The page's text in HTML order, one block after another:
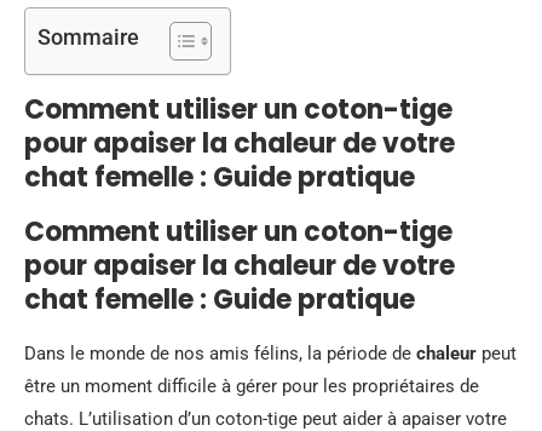
Sommaire
Comment utiliser un coton-tige
pour apaiser la chaleur de votre
chat femelle : Guide pratique
Comment utiliser un coton-tige
pour apaiser la chaleur de votre
chat femelle : Guide pratique
Dans le monde de nos amis félins, la période de chaleur peut
être un moment difficile à gérer pour les propriétaires de
chats. L’utilisation d’un coton-tige peut aider à apaiser votre